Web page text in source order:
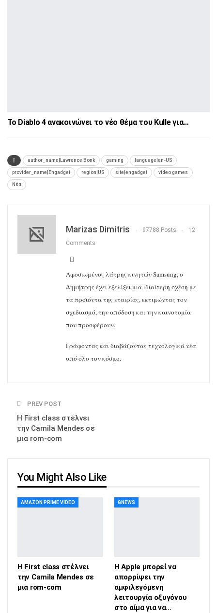
Το Diablo 4 ανακοινώνει το νέο θέμα του Kulle για…
author_name|Lawrence Bonk gaming language|en-US
provider_name|Engadget region|US site|engadget video games
Νέα
Marizas Dimitris 97788 Posts
12
Comments
Αφοσιωμένος λάτρης κινητών Samsung, ο
Δημήτρης έχει εξελίξει μια ιδιαίτερη σχέση με
τα προϊόντα της εταιρίας, εκτιμώντας τον
σχεδιασμό, την απόδοση και την καινοτομία
που προσφέρουν.
Γράφοντας και διαβάζοντας τεχνολογικά νέα
από όλο τον κόσμο.
PREV POST
Η First class στέλνει
την Camila Mendes σε
μια rom-com
You Might Also Like
AMAZON PRIME VIDEO
Η First class στέλνει
την Camila Mendes σε
μια rom-com
GNEWS
Η Apple μπορεί να
απορρίψει την
αμφιλεγόμενη
λειτουργία οξυγόνου
στο αίμα για να…